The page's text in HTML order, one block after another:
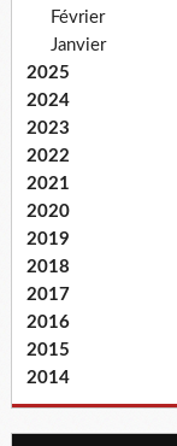
Février
Janvier
2025
2024
2023
2022
2021
2020
2019
2018
2017
2016
2015
2014